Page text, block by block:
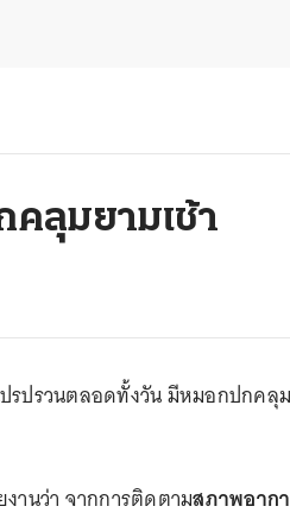
ลุมยามเช้า
รปรวนตลอดทั้งวัน มีหมอกปกคลุม
งานว่า จากการติดตามสภาพอาก